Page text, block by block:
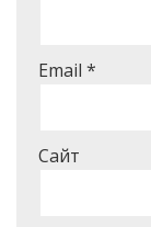
Email *
Сайт